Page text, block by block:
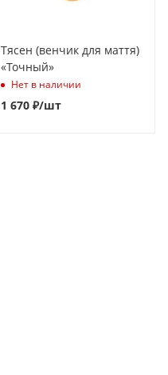
Тясен (венчик для маття)
«Точный»
Нет в наличии
1 670 ₽/шт